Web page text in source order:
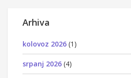
Arhiva
kolovoz 2026 (1)
srpanj 2026 (4)